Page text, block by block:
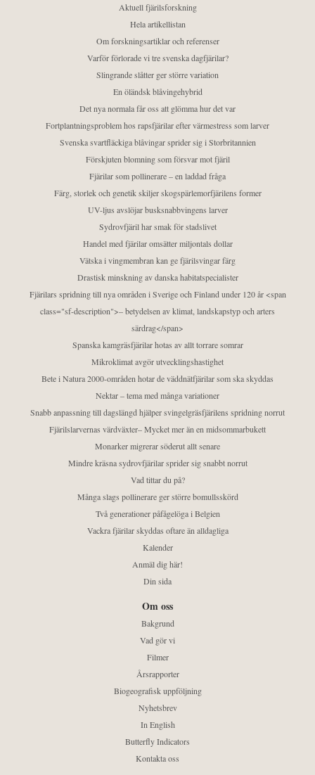
Aktuell fjärilsforskning
Hela artikellistan
Om forskningsartiklar och referenser
Varför förlorade vi tre svenska dagfjärilar?
Slingrande slåtter ger större variation
En öländsk blåvingehybrid
Det nya normala får oss att glömma hur det var
Fortplantningsproblem hos rapsfjärilar efter värmestress som larver
Svenska svartfläckiga blåvingar sprider sig i Storbritannien
Förskjuten blomning som försvar mot fjäril
Fjärilar som pollinerare – en laddad fråga
Färg, storlek och genetik skiljer skogspärlemorfjärilens former
UV-ljus avslöjar busksnabbvingens larver
Sydrovfjäril har smak för stadslivet
Handel med fjärilar omsätter miljontals dollar
Vätska i vingmembran kan ge fjärilsvingar färg
Drastisk minskning av danska habitatspecialister
Fjärilars spridning till nya områden i Sverige och Finland under 120 år <span
class="sf-description">– betydelsen av klimat, landskapstyp och arters
särdrag</span>
Spanska kamgräsfjärilar hotas av allt torrare somrar
Mikroklimat avgör utvecklingshastighet
Bete i Natura 2000-områden hotar de väddnätfjärilar som ska skyddas
Nektar – tema med många variationer
Snabb anpassning till dagslängd hjälper svingelgräsfjärilens spridning norrut
Fjärilslarvernas värdväxter– Mycket mer än en midsommarbukett
Monarker migrerar söderut allt senare
Mindre kräsna sydrovfjärilar sprider sig snabbt norrut
Vad tittar du på?
Många slags pollinerare ger större bomullsskörd
Två generationer påfågelöga i Belgien
Vackra fjärilar skyddas oftare än alldagliga
Kalender
Anmäl dig här!
Din sida
Om oss
Bakgrund
Vad gör vi
Filmer
Årsrapporter
Biogeografisk uppföljning
Nyhetsbrev
In English
Butterfly Indicators
Kontakta oss